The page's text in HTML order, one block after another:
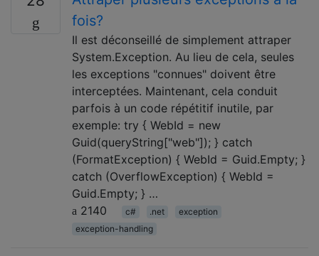
fois?
Il est déconseillé de simplement attraper
System.Exception. Au lieu de cela, seules
les exceptions "connues" doivent être
interceptées. Maintenant, cela conduit
parfois à un code répétitif inutile, par
exemple: try { WebId = new
Guid(queryString["web"]); } catch
(FormatException) { WebId = Guid.Empty; }
catch (OverflowException) { WebId =
Guid.Empty; } …
2140
c# .net
exception
exception-handling